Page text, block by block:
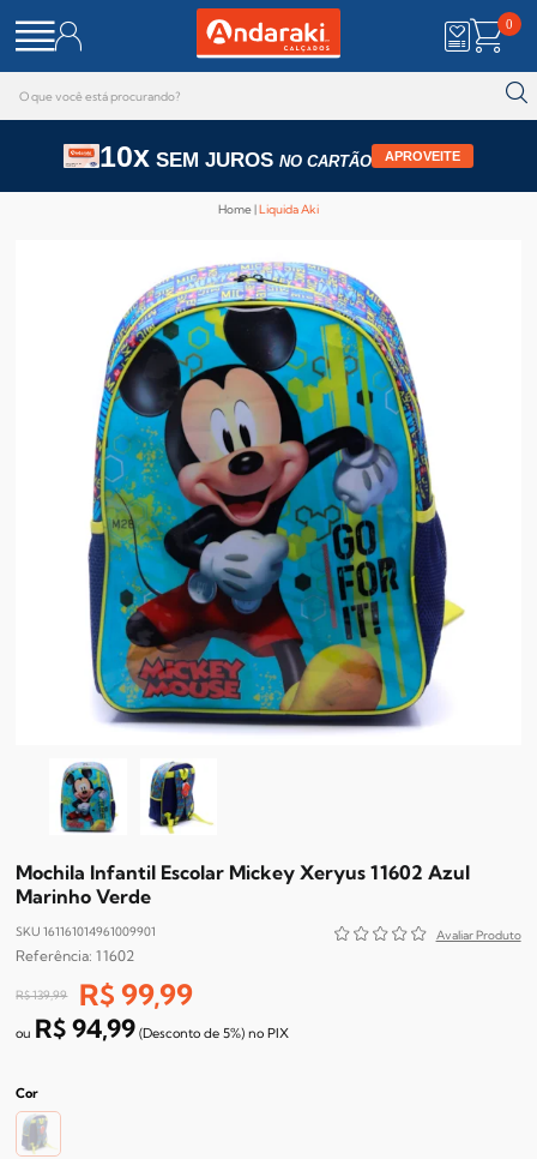
0
10x SEM JUROS NO CARTÃO APROVEITE
Home Liquida Aki
Mochila Infantil Escolar Mickey Xeryus 11602 Azul
Marinho Verde
SKU 161161014961009901
11602
R$ 139,99 R$ 99,99
R$ 94,99 (Desconto de 5%) no PIX
Cor